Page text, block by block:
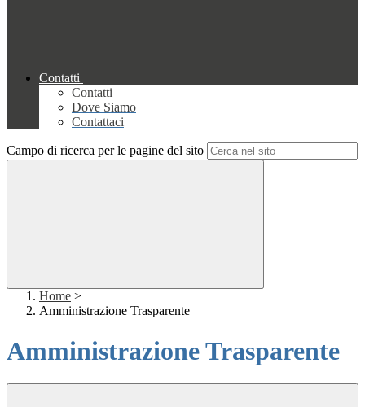
Contatti
Contatti
Dove Siamo
Contattaci
Campo di ricerca per le pagine del sito
Home >
Amministrazione Trasparente
Amministrazione Trasparente